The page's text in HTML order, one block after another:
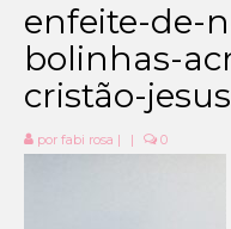
PRODUTOS
Aniversário
Aniversário
enfeite-de-
bolinhas-
cristão-
por fabi rosa | | 0